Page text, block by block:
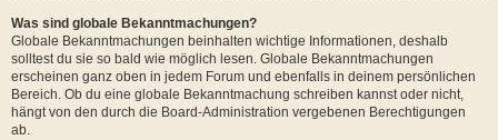
Was sind globale Bekanntmachungen?
Globale Bekanntmachungen beinhalten wichtige Informationen, deshalb
solltest du sie so bald wie möglich lesen. Globale Bekanntmachungen
erscheinen ganz oben in jedem Forum und ebenfalls in deinem persönlichen
Bereich. Ob du eine globale Bekanntmachung schreiben kannst oder nicht,
hängt von den durch die Board-Administration vergebenen Berechtigungen
ab.